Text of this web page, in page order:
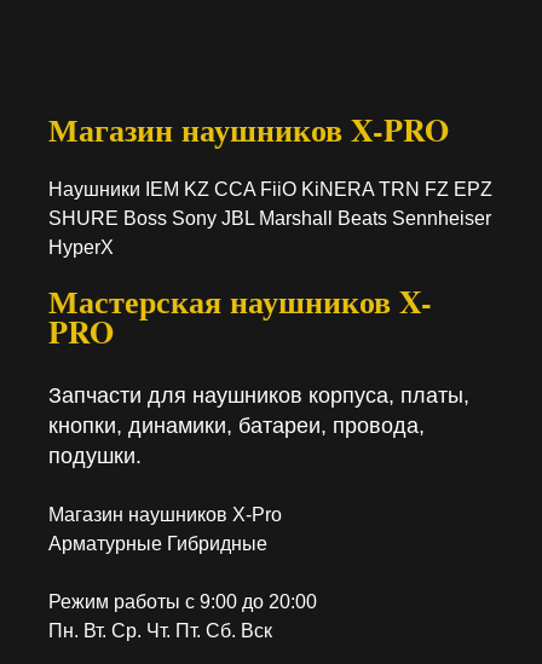
Магазин наушников X-PRO
Наушники IEM KZ CCA FiiO KiNERA TRN FZ EPZ
SHURE Boss Sony JBL Marshall Beats Sennheiser
HyperX
Мастерская наушников X-
PRO
Запчасти для наушников корпуса, платы,
кнопки, динамики, батареи, провода,
подушки.
Магазин наушников X-Pro
Арматурные Гибридные
Режим работы с 9:00 до 20:00
Пн. Вт. Ср. Чт. Пт. Сб. Вск